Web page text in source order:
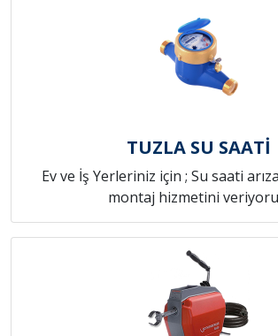
TUZLA SU SAATİ
Ev ve İş Yerleriniz için ; Su saati
montaj hizmetini